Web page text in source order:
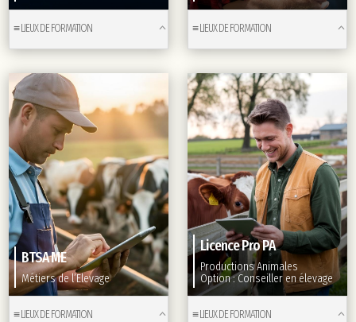
≡ LIEUX DE FORMATION ≡ LIEUX DE FORMATION
BTSA ME
Métiers de l’Elevage
≡ LIEUX DE FORMATION
Licence Pro PA
Productions Animales
Option : Conseiller en élevage
≡ LIEUX DE FORMATION